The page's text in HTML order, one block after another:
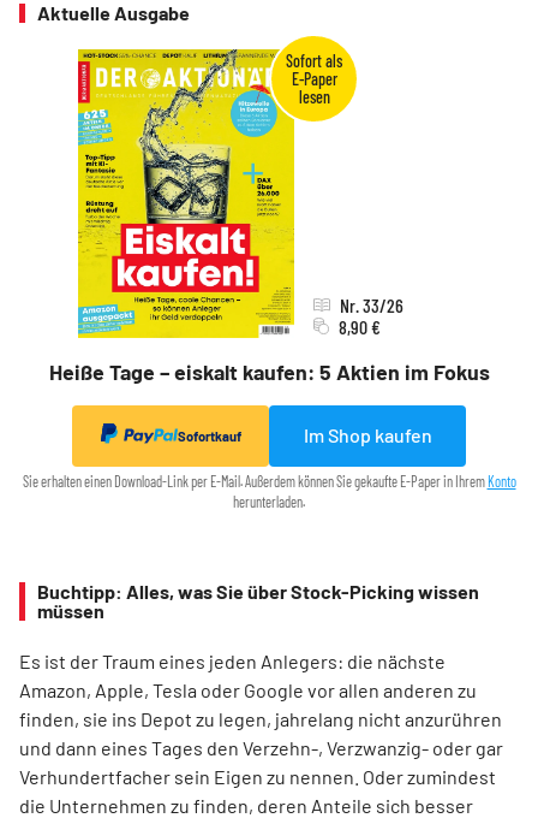
Aktuelle Ausgabe
Heiße Tage – eiskalt kaufen: 5 Aktien im Fokus
Nr. 33/26
8,90 €
Sofortkauf Im Shop kaufen
Sie erhalten einen Download-Link per E-Mail. Außerdem können Sie gekaufte E-Paper in IhremKonto
herunterladen.
Buchtipp: Alles, was Sie über Stock-Picking wissen
müssen
Es ist der Traum eines jeden Anlegers: die nächste
Amazon, Apple, Tesla oder Google vor allen anderen zu
finden, sie ins Depot zu legen, jahrelang nicht anzurühren
und dann eines Tages den Verzehn-, Verzwanzig- oder gar
Verhundertfacher sein Eigen zu nennen. Oder zumindest
die Unternehmen zu finden, deren Anteile sich besser